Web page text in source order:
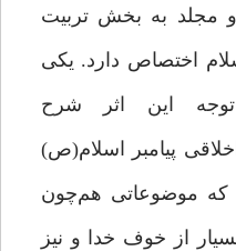
مجلد به بخش تربیت
اختصاص دارد. یکی
این اثر شرح
پیامبر اسلام(ص)
که موضوعاتی هم‌چون
از خوف خدا و نیز